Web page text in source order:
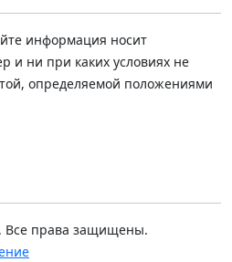
информация носит
и ни при каких условиях не
определяемой положениями
Все права защищены.